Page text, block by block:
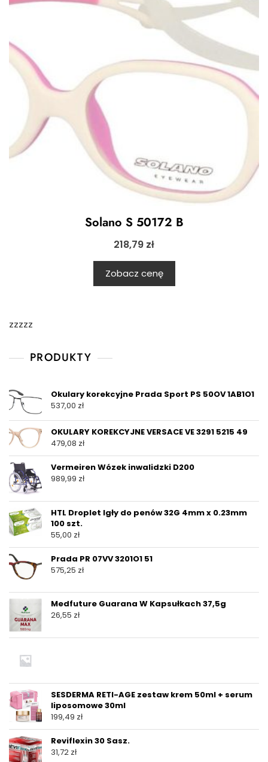
Solano S 50172 B
218,79 zł
Zobacz cenę
zzzzz
PRODUKTY
Okulary korekcyjne Prada Sport PS 50OV 1AB1O1
537,00 zł
OKULARY KOREKCYJNE VERSACE VE 3291 5215 49
479,08 zł
Vermeiren Wózek inwalidzki D200
989,99 zł
HTL Droplet Igły do penów 32G 4mm x 0.23mm
100 szt.
55,00 zł
Prada PR 07VV 3201O1 51
575,25 zł
Medfuture Guarana W Kapsułkach 37,5g
26,55 zł
SESDERMA RETI-AGE zestaw krem 50ml + serum
liposomowe 30ml
199,49 zł
Reviflexin 30 Sasz.
31,72 zł